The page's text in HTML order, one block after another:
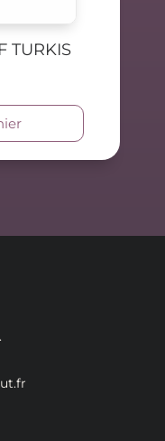
TURKIS